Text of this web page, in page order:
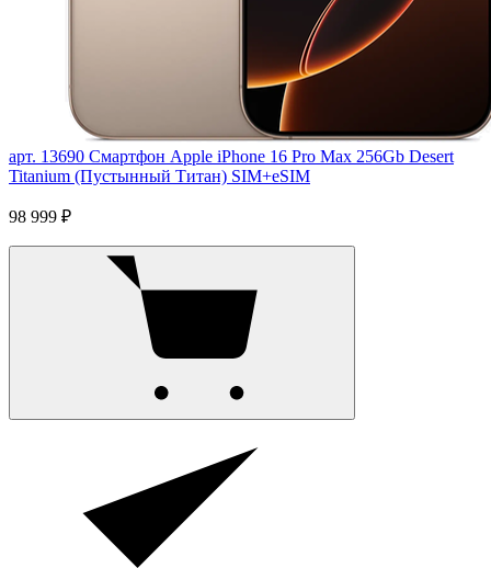
арт. 13690 Смартфон Apple iPhone 16 Pro Max 256Gb Desert
Titanium (Пустынный Титан) SIM+eSIM
98 999 ₽